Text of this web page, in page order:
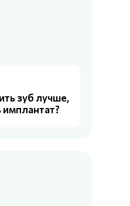
зуб лучше,
имплантат?